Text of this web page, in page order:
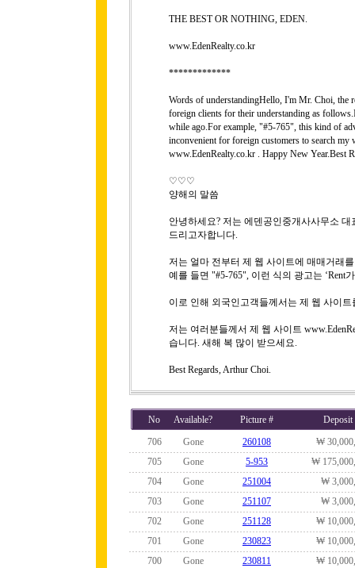
THE BEST OR NOTHING, EDEN.
www.EdenRealty.co.kr
*************
Words of understandingHello, I'm Mr. Choi, the
foreign clients for their understanding as
while ago.For example, "#5-765", this kind of
inconvenient for foreign customers to search
www.EdenRealty.co.kr . Happy New Year.Best
♡♡♡
양해의 말씀
안녕하세요? 저는 에덴공인중개사사무소
드리고자합니다.
저는 얼마 전부터 제 웹 사이트에 매매거래
예를 들면 "#5-765", 이런 식의 광고는 ‘Rent
이로 인해 외국인고객들께서는 제 웹 사이
저는 여러분들께서 제 웹 사이트
습니다. 새해 복 많이 받으세요.
Best Regards, Arthur Choi.
No Available? Picture #
Deposit
706
Gone 260108
₩
705
Gone 5-953
₩
704
Gone 251004
₩
703
Gone 251107
₩
702
Gone 251128
₩
701
Gone 230823
₩
700
Gone 230811
₩